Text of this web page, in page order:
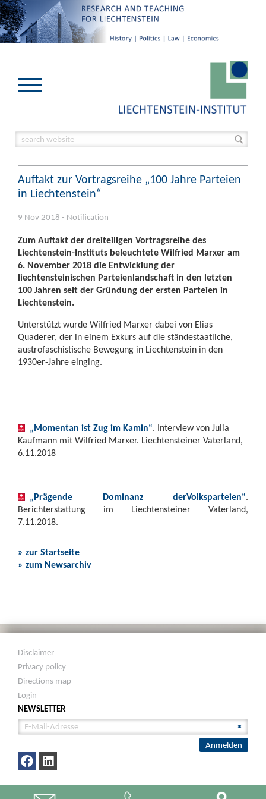
Auftakt zur Vortragsreihe „100 Jahre Parteien
in Liechtenstein“
9 Nov 2018 - Notification
Zum Auftakt der dreiteiligen Vortragsreihe des
Liechtenstein-Instituts beleuchtete Wilfried Marxer am
6. November 2018 die Entwicklung der
liechtensteinischen Parteienlandschaft in den letzten
100 Jahren seit der Gründung der ersten Parteien in
Liechtenstein.
Unterstützt wurde Wilfried Marxer dabei von Elias
Quaderer, der in einem Exkurs auf die ständestaatliche,
austrofaschistische Bewegung in Liechtenstein in den
1930er-Jahre einging.
„Momentan ist Zug im Kamin“. Interview von Julia
Kaufmann mit Wilfried Marxer. Liechtensteiner Vaterland,
6.11.2018
„Prägende Dominanz derVolksparteien“.
Berichterstattung im Liechtensteiner Vaterland,
7.11.2018.
» zur Startseite
» zum Newsarchiv
Disclaimer
Privacy policy
Directions map
Login
NEWSLETTER